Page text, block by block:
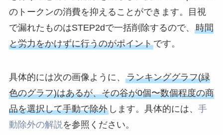
のトークンの消費を抑えることができます。目視
で漏れたものはSTEP2dで一括削除するので、 時間
と労力をかけずに行うのがポイントです。
具体的には次の画像ように、 ランキンググラフ(緑
色のグラフ)はあるが、その谷が0個〜数個程度の商
品を選択して手動で除外します。具体的には、 手
動除外の解説を参照ください。